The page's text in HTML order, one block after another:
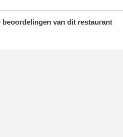
beoordelingen van dit restaurant